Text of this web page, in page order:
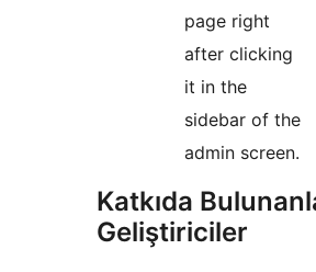
page right
after clicking
it in the
sidebar of the
admin screen.
Katkıda
Geliştiriciler